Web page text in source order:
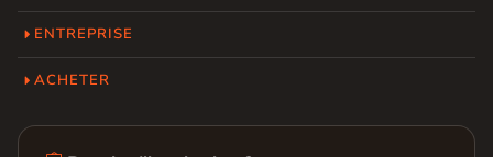
ENTREPRISE
ACHETER